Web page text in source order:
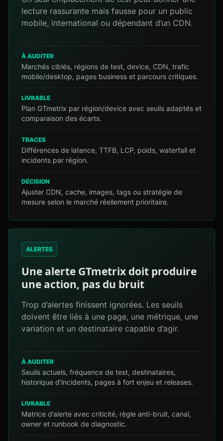
lecture rassurante mais fausse pour un public
mobile, international ou dépendant d’un CDN.
À AUDITER
Marchés ciblés, régions de test, device, CDN, trafic
mobile/desktop, pages business et parcours critiques.
LIVRABLE
Plan GTmetrix par région/device avec seuils adaptés et
comparaison des écarts.
TRACES
Différences de latence, TTFB, LCP, poids, waterfall et
incidents par région.
DÉCISION
Ajuster CDN, cache, images, tags ou stratégie de
mesure selon le marché réellement prioritaire.
ALERTES
Une alerte GTmetrix doit produire
une action, pas du bruit
Trop d’alertes finissent ignorées. Les seuils
doivent être liés à une page, une métrique, une
variation et un destinataire capable d’agir.
À AUDITER
Seuils actuels, fréquence de test, destinataires,
historique d’incidents, pages à fort enjeu et releases.
LIVRABLE
Matrice d’alerte avec criticité, règle anti-bruit, canal,
owner et runbook de diagnostic.